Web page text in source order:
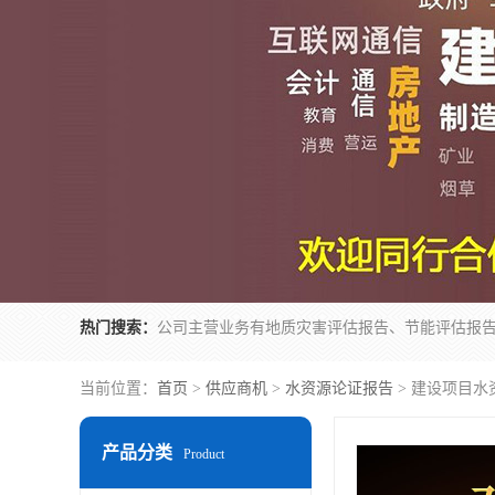
热门搜索：
当前位置： 首页 > 供应商机 > 水资源论证报告 > 建设项目水
产品分类 Product